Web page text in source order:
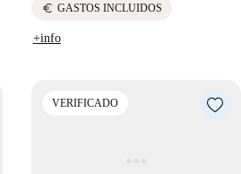
euro GASTOS INCLUIDOS
+info
VERIFICADO